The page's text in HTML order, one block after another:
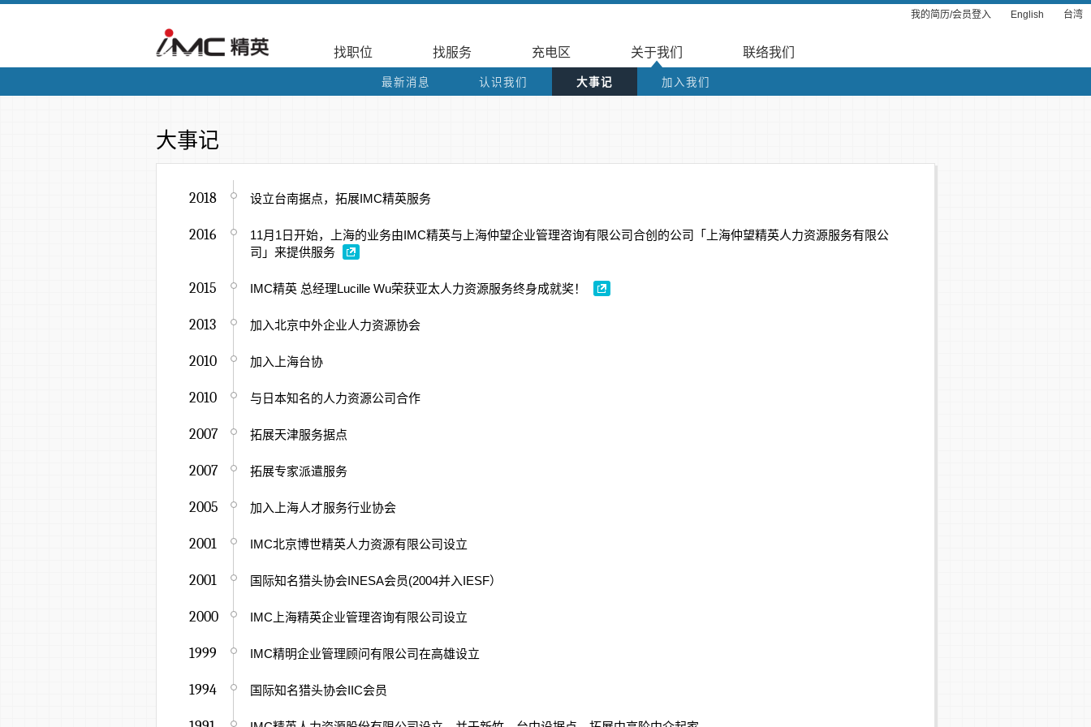
我的简历/会员登入 English 台湾
找职位 找服务 充电区 关于我们
最新消息 认识我们 大事记 加入我们
联络我们
大事记
2018 设立台南据点，拓展IMC精英服务
2016
11月1日开始，上海的业务由IMC精英与上海仲望企业管理咨询有限公司合创的公司「上海仲望精英人力资源服务有限公
司」来提供服务
2015 IMC精英 总经理Lucille Wu荣获亚太人力资源服务终身成就奖！
2013 加入北京中外企业人力资源协会
2010 加入上海台协
2010 与日本知名的人力资源公司合作
2007 拓展天津服务据点
2007 拓展专家派遣服务
2005 加入上海人才服务行业协会
2001 IMC北京博世精英人力资源有限公司设立
2001 国际知名猎头协会INESA会员(2004并入IESF）
2000 IMC上海精英企业管理咨询有限公司设立
1999 IMC精明企业管理顾问有限公司在高雄设立
1994 国际知名猎头协会IIC会员